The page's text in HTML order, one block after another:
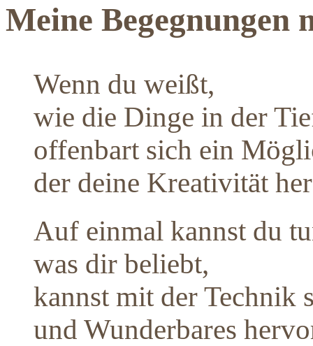
Meine Begegnungen
Wenn du weißt,
wie die Dinge in der
offenbart sich ein
der deine Kreativität
Auf einmal kannst du
was dir beliebt,
kannst mit der Technik
und Wunderbares